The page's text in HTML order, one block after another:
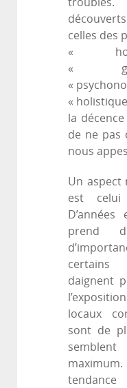
celles des
«
«
«
«
la
de ne pas
nous
Un aspect
est celui
prend
certains
daignent
locaux
sont de
tendance